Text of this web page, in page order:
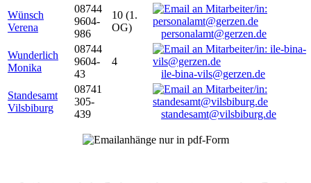
Wünsch
Verena
08744
9604-
986
10 (1.
OG)
personalamt@gerzen.de
Wunderlich
Monika
08744
9604-
43
4
ile-bina-vils@gerzen.de
Standesamt
Vilsbiburg
08741
305-
439
standesamt@vilsbiburg.de